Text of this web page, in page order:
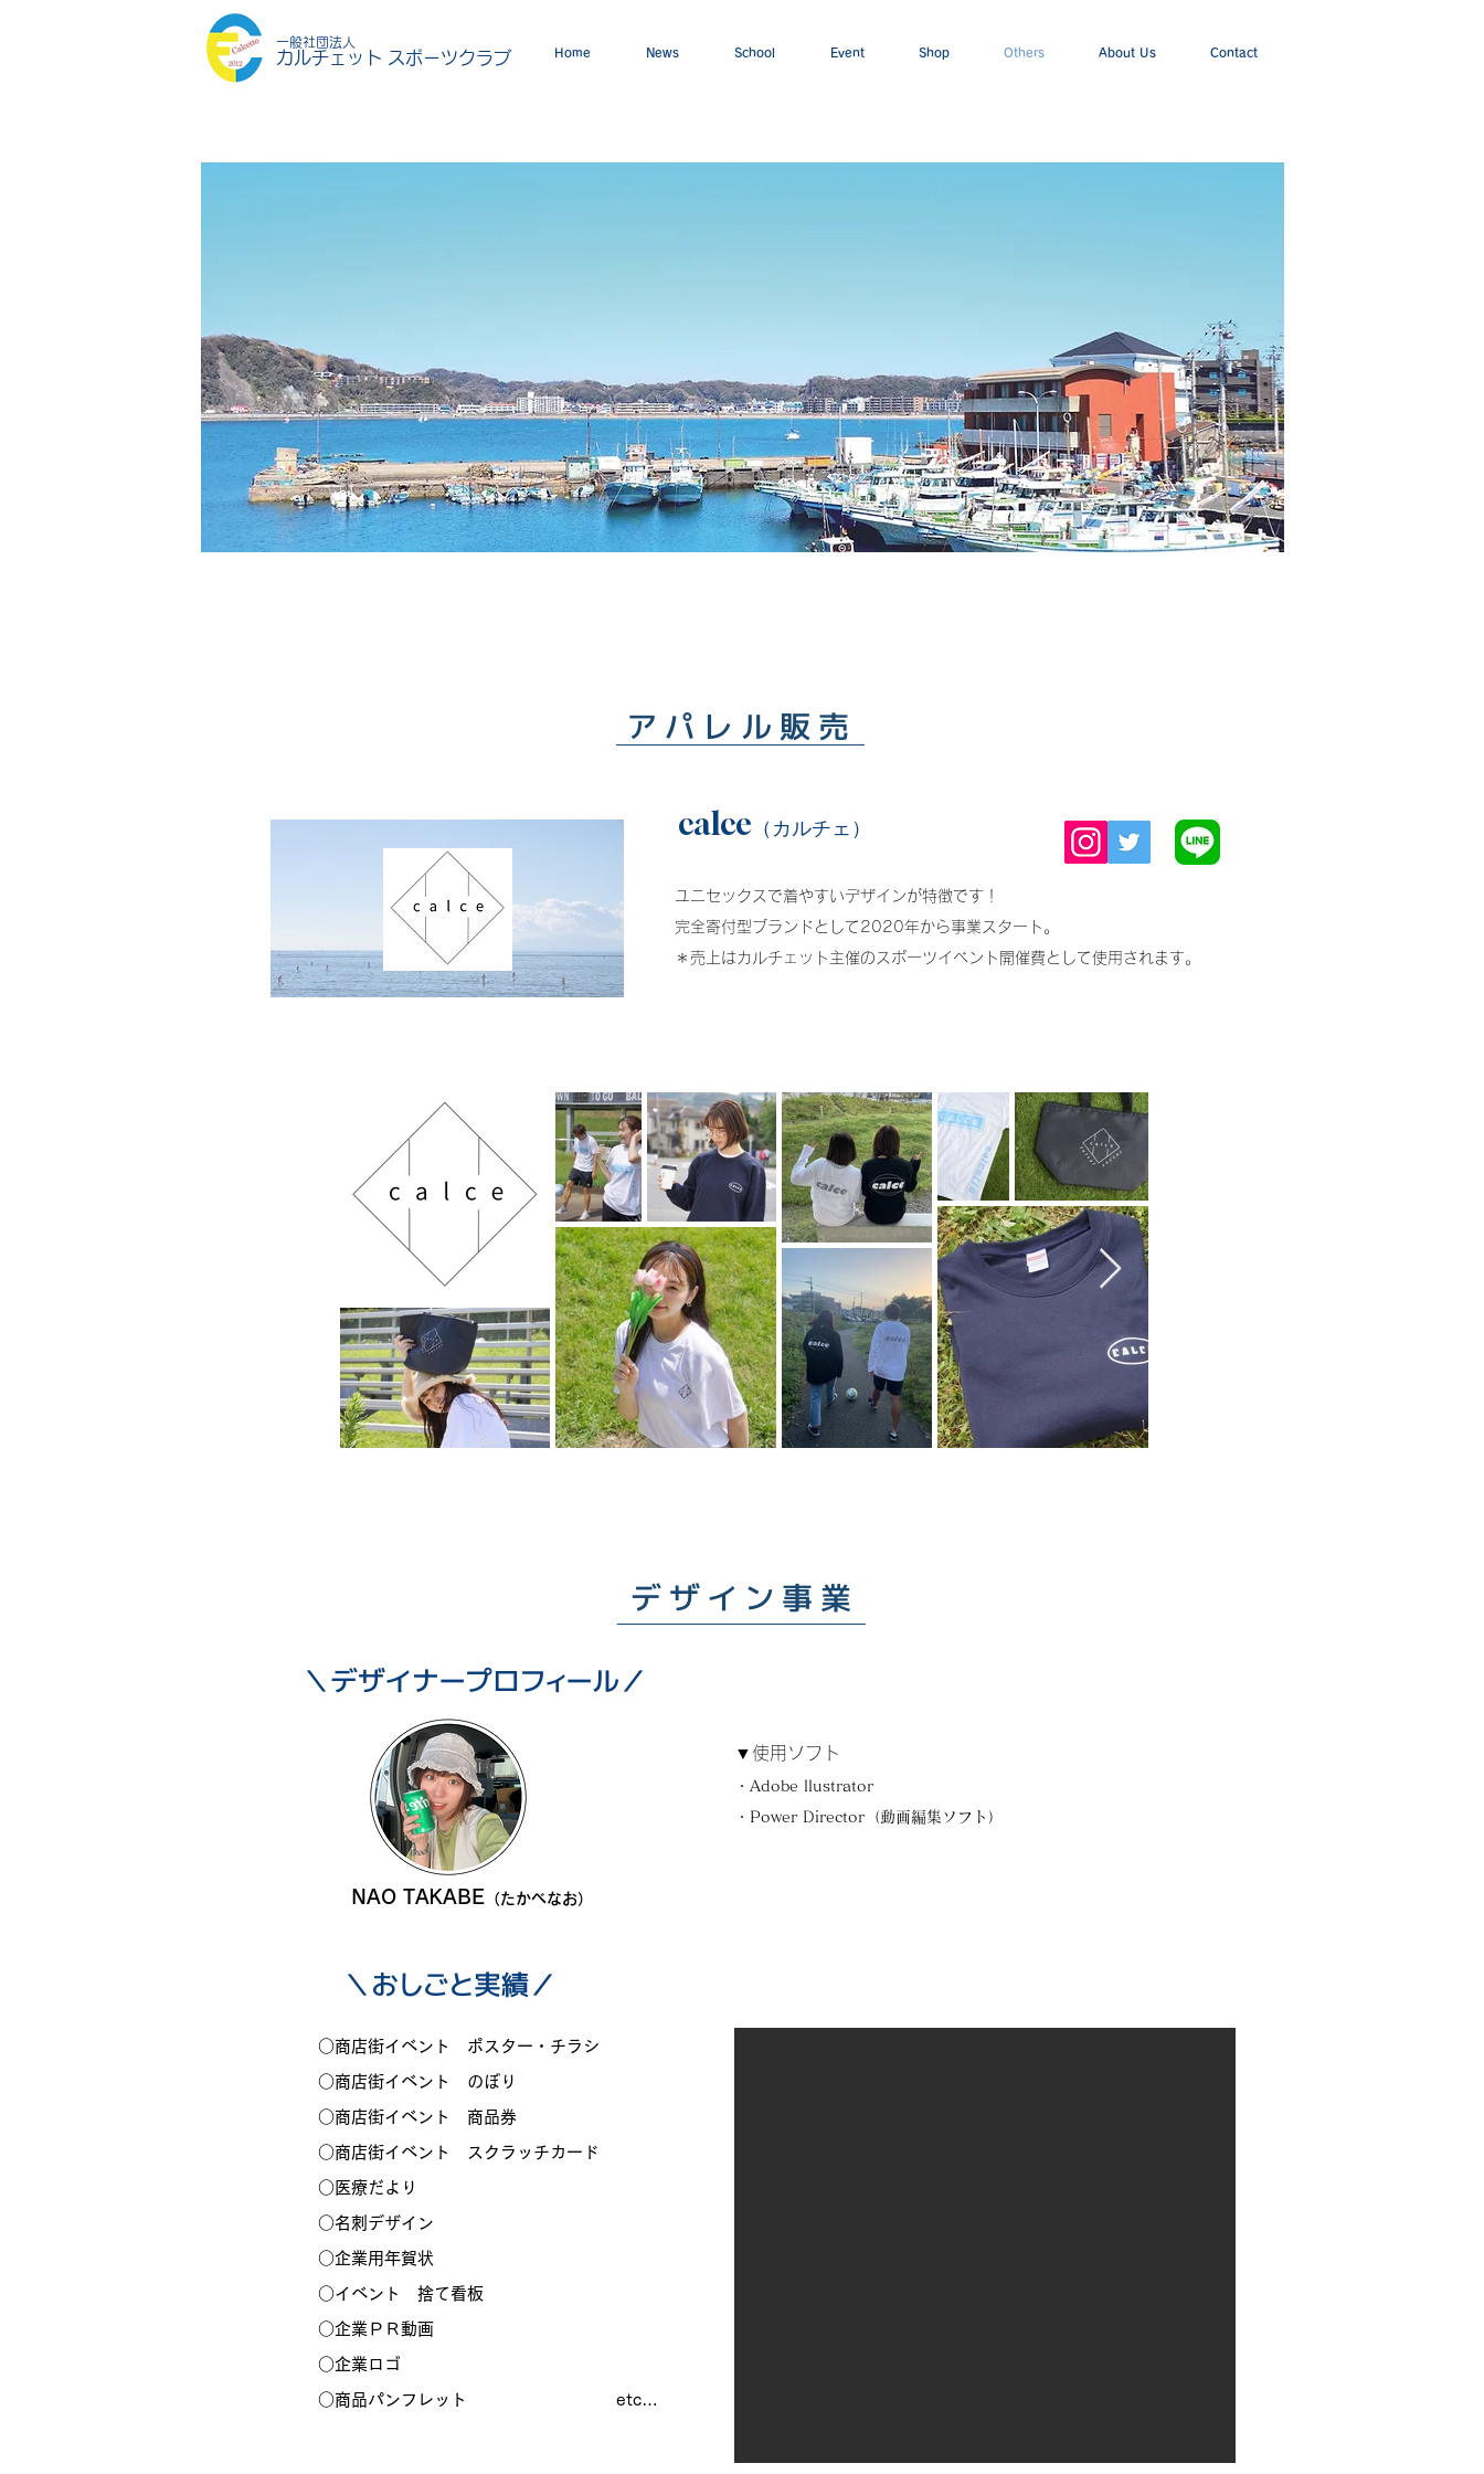
Home News School Event Shop Others About Us Contact
一般社団法人
カルチェット スポーツクラブ
​アパレル販売​
calce（カルチェ）​
ユニセックスで着やすいデザインが特徴です！
​完全寄付型ブランドとして2020年から事業スタート。
＊売上はカルチェット主催のスポーツイベント開催費として使用されます。
​デザイン事業
＼​デザイナープロフィール／
▼使用ソフト
​・Adobe llustrator
​・Power Director（動画編集ソフト）
​NAO TAKABE（たかべなお）
＼おしごと​実績／
○商店街イベント ポスター・チラシ
○商店街イベント のぼり
○商店街イベント 商品券
○商店街イベント スクラッチカード
○医療だより
​○名刺デザイン
○企業用年賀状
○イベント 捨て看板
​○企業ＰＲ動画
○企業ロゴ
​○商品パンフレット etc…